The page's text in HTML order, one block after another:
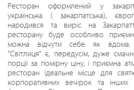
Ресторан оформлений у
українська ( закарпатська),
народився та виріс на
ресторану буде особливо
можна відчути себе як вдома.
"Світлиця" є, передусім, дуже
порції за помірну ціну, і приємна
ресторан ідеальне місце для
корпоративних вечірок та інших